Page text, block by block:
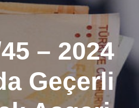
– 2024
Geçerli